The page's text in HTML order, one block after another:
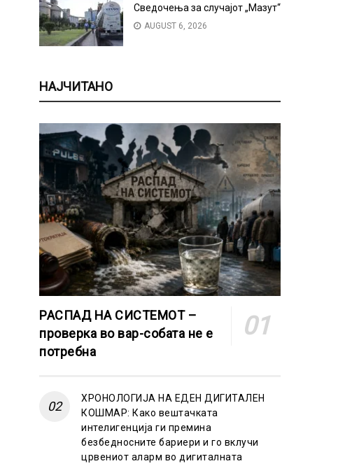
Сведочења за случајот „Мазут“
AUGUST 6, 2026
НАЈЧИТАНО
РАСПАД НА СИСТЕМОТ –
проверка во вар-собата не е
потребна
ХРОНОЛОГИЈА НА ЕДЕН ДИГИТАЛЕН
КОШМАР: Како вештачката
интелигенција ги премина
безбедносните бариери и го вклучи
црвениот аларм во дигиталната